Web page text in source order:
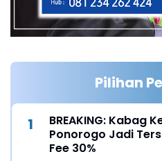
Pilihan
BREAKING: Kabag
Ponorogo Jadi
Fee 30%